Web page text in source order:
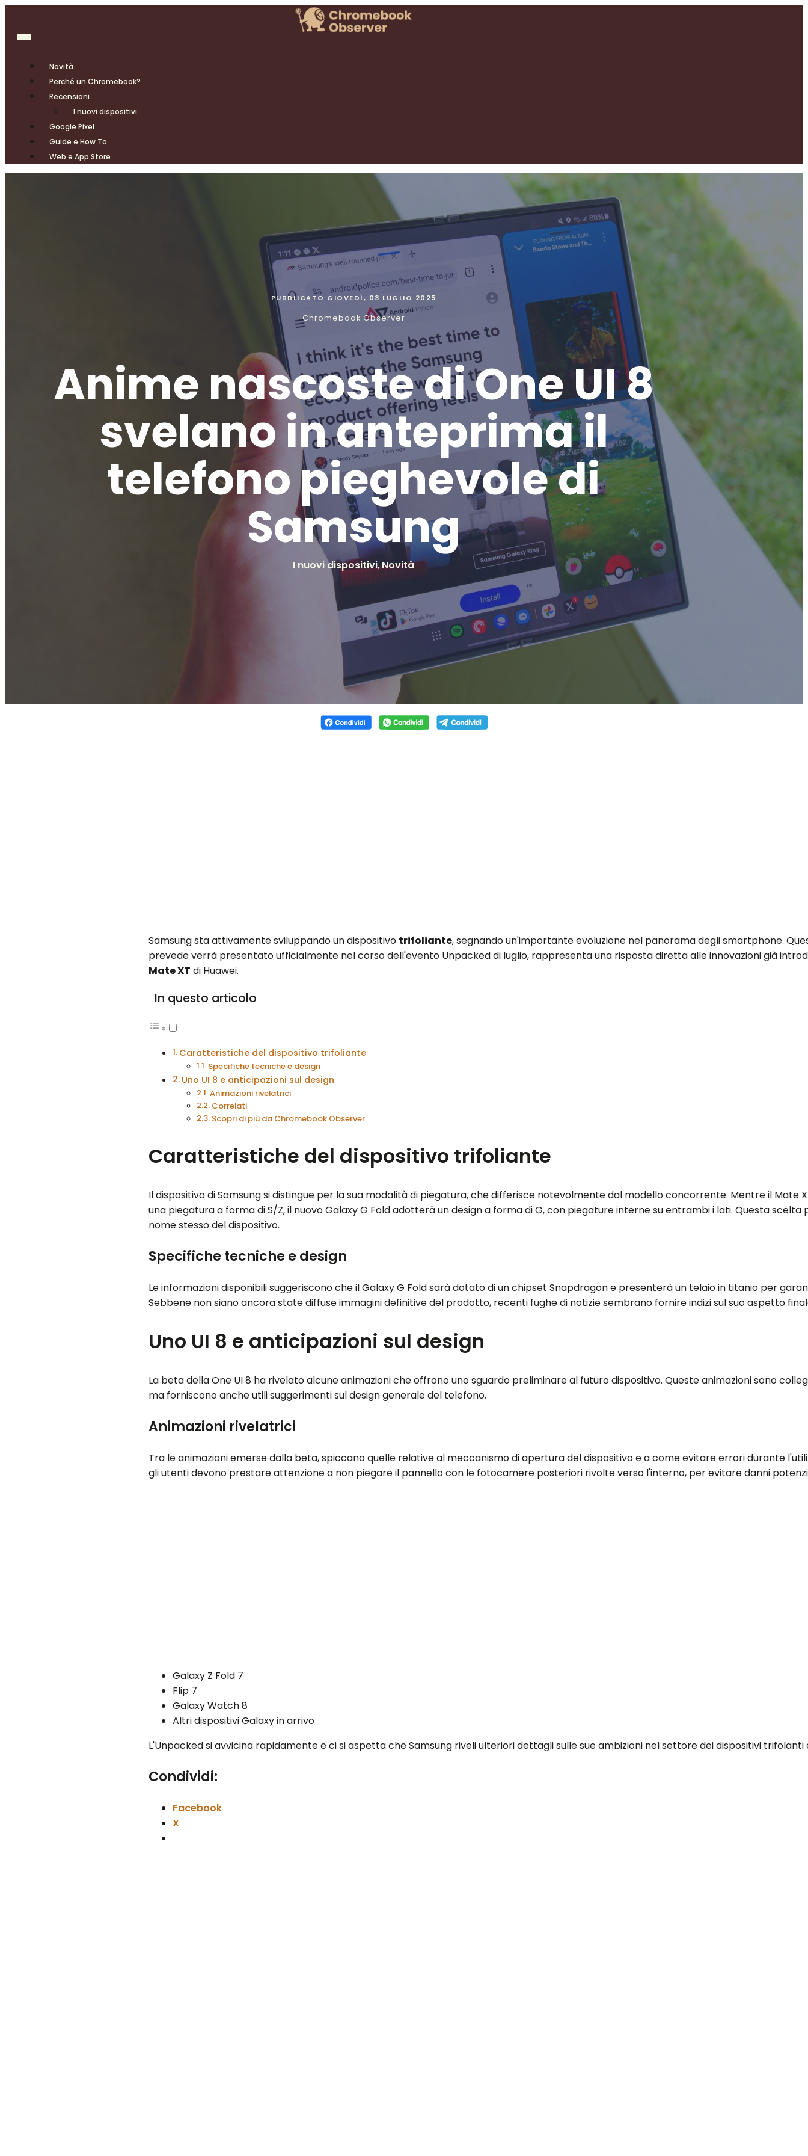
Novità
Perché un Chromebook?
Recensioni
I nuovi dispositivi
Google Pixel
Guide e How To
Web e App Store
PUBBLICATO GIOVEDÌ, 03 LUGLIO 2025
Chromebook Observer
Anime nascoste di One UI 8
svelano in anteprima il
telefono pieghevole di
Samsung
I nuovi dispositivi,Novità
Samsung sta attivamente sviluppando un dispositivo trifoliante, segnando un'importante evoluzione nel panorama degli smartphone.
prevede verrà presentato ufficialmente nel corso dell'evento Unpacked di luglio, rappresenta una risposta diretta alle innovazioni già
Mate XT di Huawei.
In questo articolo
Caratteristiche del dispositivo trifoliante
Specifiche tecniche e design
Uno UI 8 e anticipazioni sul design
Animazioni rivelatrici
Correlati
Scopri di più da Chromebook Observer
Caratteristiche del dispositivo trifoliante
Il dispositivo di Samsung si distingue per la sua modalità di piegatura, che differisce notevolmente dal modello concorrente. Mentre il Mate
una piegatura a forma di S/Z, il nuovo Galaxy G Fold adotterà un design a forma di G, con piegature interne su entrambi i lati. Questa
nome stesso del dispositivo.
Specifiche tecniche e design
Le informazioni disponibili suggeriscono che il Galaxy G Fold sarà dotato di un chipset Snapdragon e presenterà un telaio in titanio per
Sebbene non siano ancora state diffuse immagini definitive del prodotto, recenti fughe di notizie sembrano fornire indizi sul suo aspetto
Uno UI 8 e anticipazioni sul design
La beta della One UI 8 ha rivelato alcune animazioni che offrono uno sguardo preliminare al futuro dispositivo. Queste animazioni sono
ma forniscono anche utili suggerimenti sul design generale del telefono.
Animazioni rivelatrici
Tra le animazioni emerse dalla beta, spiccano quelle relative al meccanismo di apertura del dispositivo e a come evitare errori durante
gli utenti devono prestare attenzione a non piegare il pannello con le fotocamere posteriori rivolte verso l'interno, per evitare danni
Galaxy Z Fold 7
Flip 7
Galaxy Watch 8
Altri dispositivi Galaxy in arrivo
L'Unpacked si avvicina rapidamente e ci si aspetta che Samsung riveli ulteriori dettagli sulle sue ambizioni nel settore dei dispositivi
Condividi:
Facebook
X